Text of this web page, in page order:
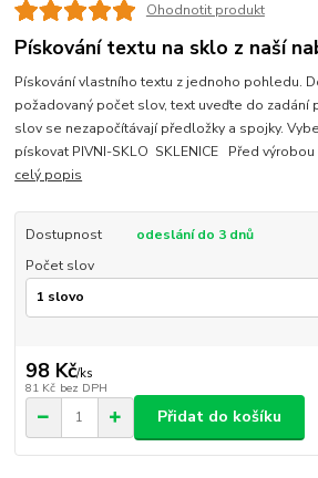
Ohodnotit produkt
Pískování textu na sklo z naší
Pískování vlastního textu z jednoho pohledu.
požadovaný počet slov, text uveďte do zadání
slov se nezapočítávají předložky a spojky.
pískovat PIVNI-SKLO SKLENICE Před
celý popis
Dostupnost
odeslání do 3 dnů
Počet slov
98 Kč/ks
81 Kč bez DPH
Přidat do košíku